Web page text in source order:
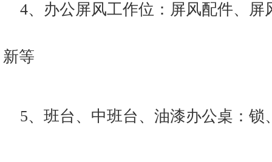
4、办公屏风工作位：屏风配件、屏
新等
5、班台、中班台、油漆办公桌：锁